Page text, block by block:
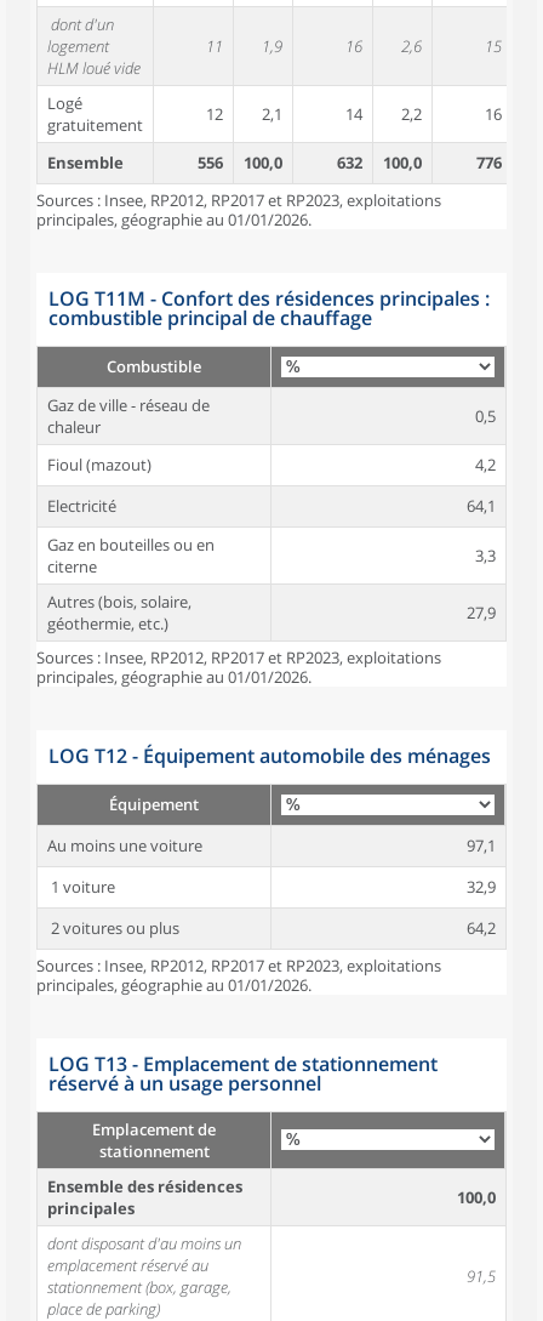
dont d'un
logement
HLM loué vide
11 1,9 16 2,6 15
Logé
gratuitement
12 2,1 14 2,2 16
Ensemble 556 100,0 632 100,0 776
Sources : Insee, RP2012, RP2017 et RP2023, exploitations
principales, géographie au 01/01/2026.
LOG T11M - Confort des résidences principales :
combustible principal de chauffage
Combustible
Gaz de ville - réseau de
chaleur
0,5
Fioul (mazout)
4,2
Electricité
64,1
Gaz en bouteilles ou en
citerne
3,3
Autres (bois, solaire,
géothermie, etc.)
27,9
Sources : Insee, RP2012, RP2017 et RP2023, exploitations
principales, géographie au 01/01/2026.
LOG T12 - Équipement automobile des ménages
Équipement
Au moins une voiture
97,1
1 voiture
32,9
2 voitures ou plus
64,2
Sources : Insee, RP2012, RP2017 et RP2023, exploitations
principales, géographie au 01/01/2026.
LOG T13 - Emplacement de stationnement
réservé à un usage personnel
Emplacement de
stationnement
Ensemble des résidences
principales
100,0
dont disposant d'au moins un
emplacement réservé au
stationnement (box, garage,
place de parking)
91,5